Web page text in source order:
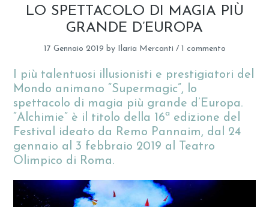
LO SPETTACOLO DI MAGIA PIÙ
GRANDE D’EUROPA
17 Gennaio 2019 by Ilaria Mercanti / 1 commento
I più talentuosi illusionisti e prestigiatori del
Mondo animano “Supermagic”, lo
spettacolo di magia più grande d’Europa.
“Alchimie” è il titolo della 16ª edizione del
Festival ideato da Remo Pannaim, dal 24
gennaio al 3 febbraio 2019 al Teatro
Olimpico di Roma.